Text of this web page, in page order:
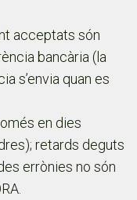
acceptats són
bancària (la
s’envia quan es
en dies
retards deguts
errònies no són